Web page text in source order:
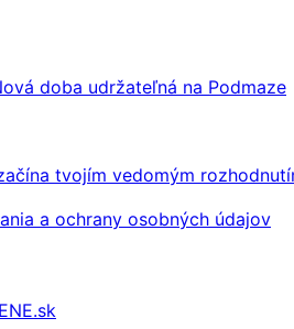
doba udržateľná na Podmaze
tvojím vedomým
a ochrany osobných údajov